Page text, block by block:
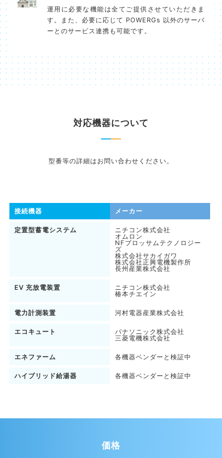
運用に必要な機能は全てご提供させていただきま
す。また、必要に応じて POWERGs 以外のサーバ
ーとのサービス連携も可能です。
対応機器について
型番等の詳細はお問い合わせください。
接続機器 メーカー
定置型蓄電システム
ニチコン株式会社
オムロン
NFブロッサムテクノロジー
ズ
株式会社サカイガワ
株式会社正興電機製作所
長州産業株式会社
EV 充放電装置
ニチコン株式会社
椿本チエイン
電⼒計測装置 河村電器産業株式会社
エコキュート
パナソニック株式会社
三菱電機株式会社
エネファーム 各機器ベンダーと検証中
ハイブリッド給湯器 各機器ベンダーと検証中
価格